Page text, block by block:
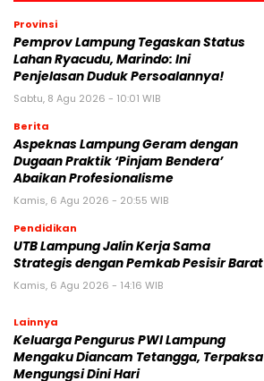
Provinsi
Pemprov Lampung Tegaskan Status
Lahan Ryacudu, Marindo: Ini
Penjelasan Duduk Persoalannya!
Sabtu, 8 Agu 2026 - 10:01 WIB
Berita
Aspeknas Lampung Geram dengan
Dugaan Praktik ‘Pinjam Bendera’
Abaikan Profesionalisme
Kamis, 6 Agu 2026 - 20:55 WIB
Pendidikan
UTB Lampung Jalin Kerja Sama
Strategis dengan Pemkab Pesisir Barat
Kamis, 6 Agu 2026 - 14:16 WIB
Lainnya
Keluarga Pengurus PWI Lampung
Mengaku Diancam Tetangga, Terpaksa
Mengungsi Dini Hari